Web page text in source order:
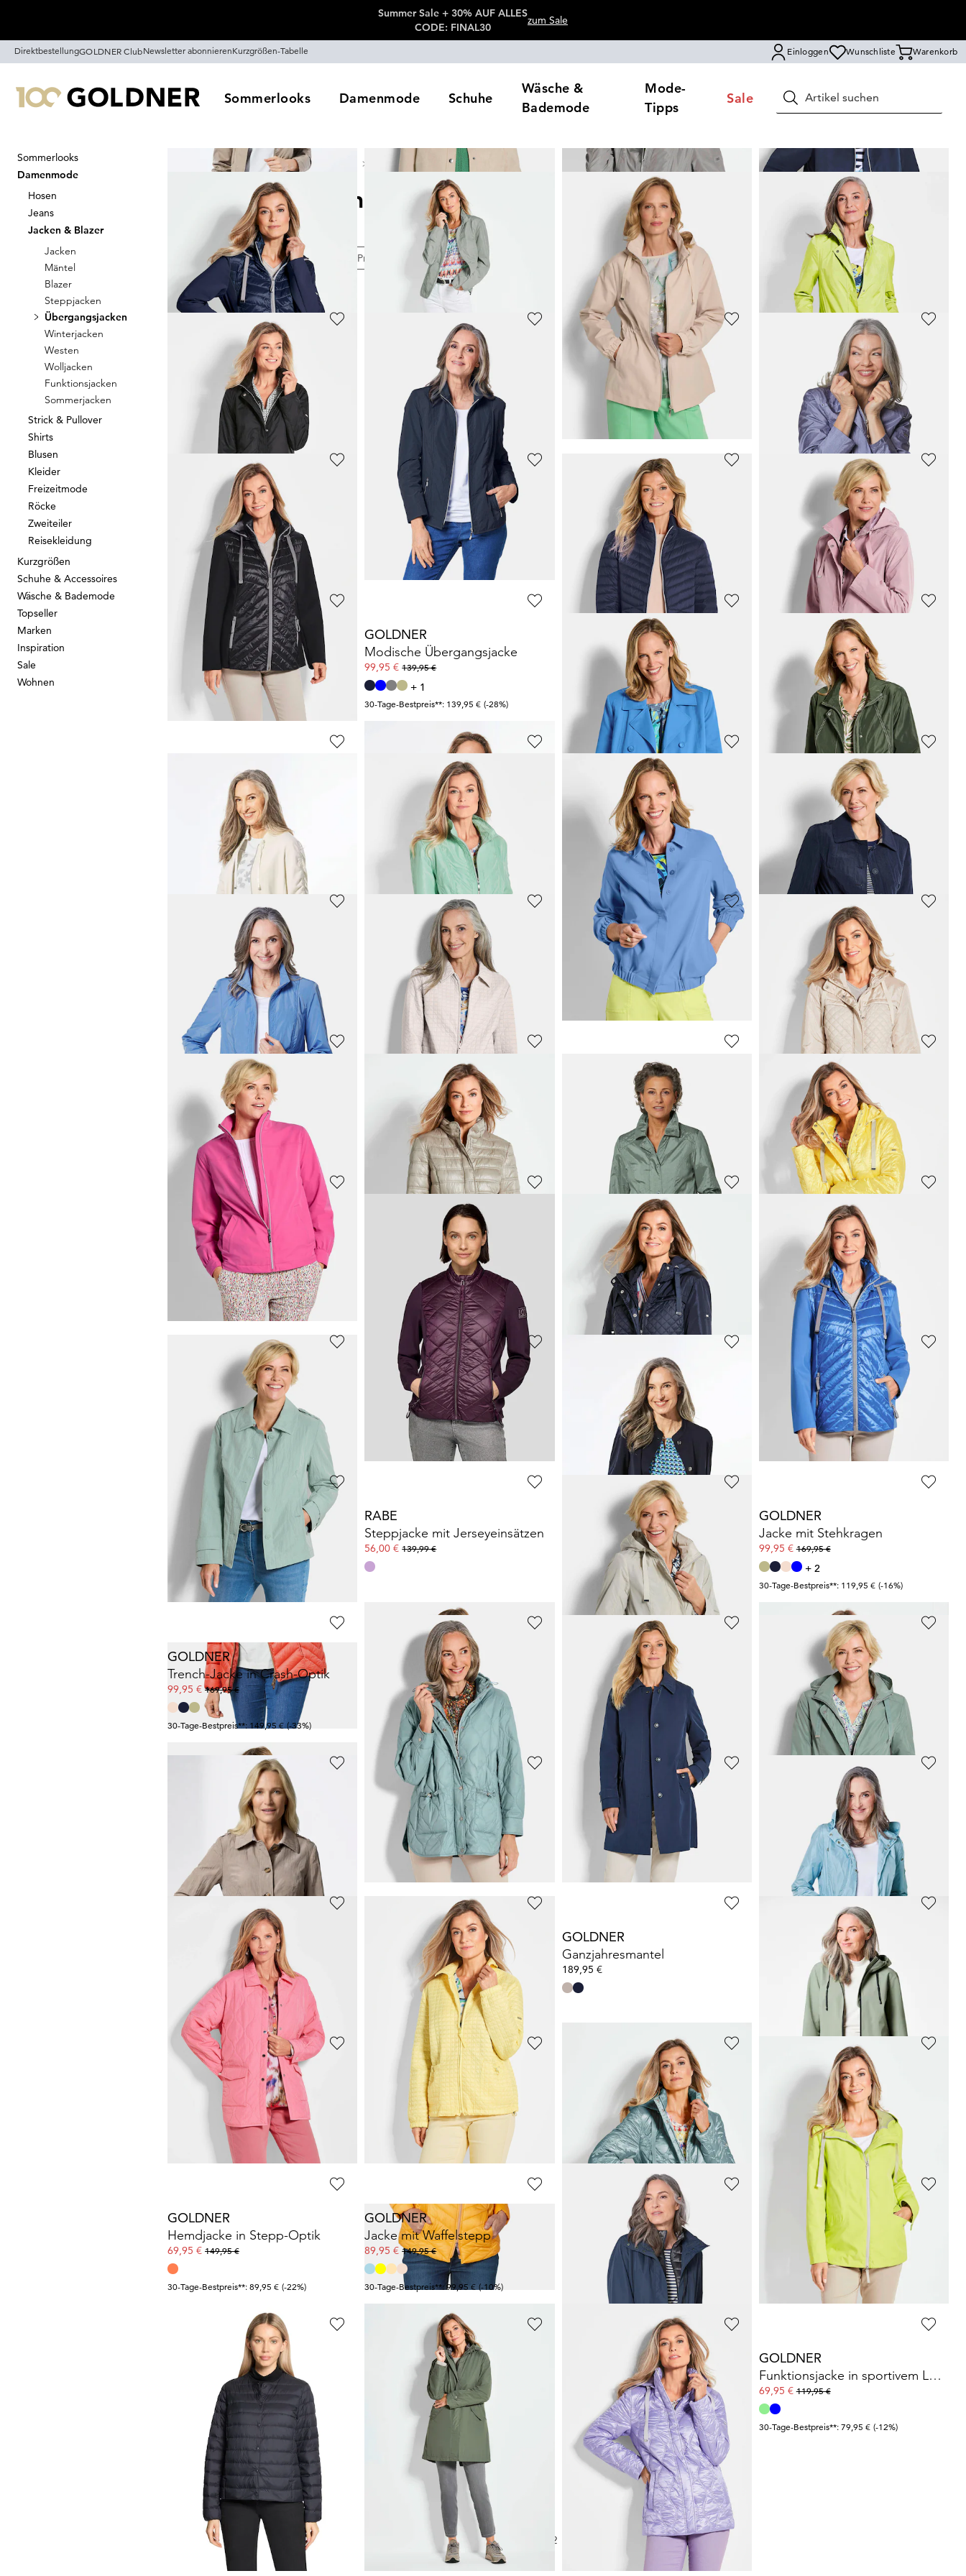
Summer Sale + 30% AUF ALLES
CODE: FINAL30
zum Sale
DirektbestellungGOLDNER ClubNewsletter abonnierenKurzgrößen-Tabelle Einloggen Wunschliste Warenkorb
Sommerlooks Damenmode Schuhe
Wäsche &
Bademode
Mode-
Tipps
Sale Suchen
Sommerlooks
Damenmode
Hosen
Jeans
Jacken & Blazer
Jacken
Mäntel
Blazer
Steppjacken
Übergangsjacken
Winterjacken
Westen
Wolljacken
Funktionsjacken
Sommerjacken
Strick & Pullover
Shirts
Blusen
Kleider
Freizeitmode
Röcke
Zweiteiler
Reisekleidung
Kurzgrößen
Schuhe & Accessoires
Wäsche & Bademode
Topseller
Marken
Inspiration
Sale
Wohnen
Damenmode Jacken & Blazer Übergangsjacken
Übergangsjacken
Sortieren Sale Farben Preis
189,95 €
30-Tage-Bestpreis**: 139,95 € (-42%)
Hemdjacke in Velourslederoptik
99,95 €
30-Tage-Bestpreis**: 69,95 € (-14%)
GOLDNER
Modische Übergangsjacke
+ 1
30-Tage-Bestpreis**: 139,95 € (-28%)
Leichte Jacke im Blouson-Stil
149,95 €
GOLDNER
Jacke mit Stehkragen
169,95 €
+ 2
30-Tage-Bestpreis**: 119,95 € (-16%)
GOLDNER
Modische Übergangsjacke
139,95 €
+ 1
30-Tage-Bestpreis**: 139,95 € (-28%)
GOLDNER
159,95 €
30-Tage-Bestpreis**: 119,95 € (-16%)
GOLDNER
189,95 €
30-Tage-Bestpreis**: 139,95 € (-42%)
GOLDNER
79,95 € 189,95 €
30-Tage-Bestpreis**: 139,95 € (-42%)
GOLDNER
Modische Übergangsjacke
99,95 €139,95 €
+ 1
30-Tage-Bestpreis**: 139,95 € (-28%)
+ 2
99,95 € 149,95 €
30-Tage-Bestpreis**: 119,95 € (-16%)
Jacke mit Stehkragen
169,95 €
+ 2
30-Tage-Bestpreis**: 119,95 € (-16%)
Jacke mit Stehkragen
169,95 €
+ 2
30-Tage-Bestpreis**: 119,95 € (-16%)
+ 2
Jacke mit abnehmbarer Kapuze
30-Tage-Bestpreis**: 119,95 € (-16%)
+ 2
GOLDNER
+ 2
GOLDNER
Trenchjacke mit Baumwolle
149,95 €
30-Tage-Bestpreis**: 119,95 € (-16%)
GOLDNER
Wasserabweisende Regenjacke
149,95 €
30-Tage-Bestpreis**: 119,95 € (-33%)
GOLDNER
Blouson mit klassischen Details
79,95 € 149,95 €
30-Tage-Bestpreis**: 89,95 €
Modische Übergangsjacke
139,95 €
+ 1
30-Tage-Bestpreis**: 139,95 € (-28%)
Jacke im Blouson-Stil
30-Tage-Bestpreis**: 79,95 € (-12%)
GOLDNER
Trench-Jacke in Crash-Optik
169,95 €
30-Tage-Bestpreis**: 149,95 € (-33%)
GOLDNER
Modische Übergangsjacke
99,95 €139,95 €
+ 1
30-Tage-Bestpreis**: 139,95 € (-28%)
Jacke mit Waffelstepp
30-Tage-Bestpreis**: 99,95 € (-10%)
Jacke mit Stehkragen
99,95 € 169,95 €
+ 2
30-Tage-Bestpreis**: 119,95 € (-16%)
Steppjacke mit Kapuze
99,95 € 169,95 €
30-Tage-Bestpreis**: 129,95 € (-23%)
GOLDNER
139,95 €
30-Tage-Bestpreis**: 99,95 €
GOLDNER
169,95 €
30-Tage-Bestpreis**: 99,95 € (-10%)
149,95 €
30-Tage-Bestpreis**: 119,95 € (-16%)
GOLDNER
Steppjacke mit Wellenstepp
79,95 € 169,95 €
30-Tage-Bestpreis**: 99,95 € (-20%)
GOLDNER
49,95 €119,95 €
30-Tage-Bestpreis**: 59,95 € (-16%)
RABE
Steppjacke mit Jerseyeinsätzen
56,00 €139,99 €
GOLDNER
Steppjacke mit Kapuze
169,95 €
30-Tage-Bestpreis**: 129,95 € (-23%)
GOLDNER
Jacke mit Stehkragen
99,95 €169,95 €
+ 2
30-Tage-Bestpreis**: 119,95 € (-16%)
GOLDNER
Trench-Jacke in Crash-Optik
99,95 €169,95 €
30-Tage-Bestpreis**: 149,95 € (-33%)
GOLDNER
89,95 €
+ 2
GOLDNER
Blouson mit Stehkragen
69,95 € 139,95 €
30-Tage-Bestpreis**: 79,95 € (-12%)
169,95 €
30-Tage-Bestpreis**: 99,95 € (-20%)
+ 2
GOLDNER
89,95 € 169,95 €
30-Tage-Bestpreis**: 99,95 € (-10%)
GOLDNER
Jacke mit abnehmbarer Kapuze
159,95 €
30-Tage-Bestpreis**: 119,95 €
149,95 €
30-Tage-Bestpreis**: 119,95 € (-16%)
GOLDNER
Jacke in Veloursleder-Optik
139,95 €
30-Tage-Bestpreis**: 99,95 € (-20%)
GOLDNER
Steppjacke im Overshirt-Look
159,95 €
30-Tage-Bestpreis**: 139,95 € (-28%)
GOLDNER
Ganzjahresmantel
189,95 €
Jacke mit abnehmbarer Kapuze
159,95 €
30-Tage-Bestpreis**: 119,95 € (-16%)
GOLDNER
Trench-Jacke in Crash-Optik
169,95 €
30-Tage-Bestpreis**: 149,95 € (-33%)
GOLDNER
119,95 €
30-Tage-Bestpreis**: 59,95 €
GOLDNER
Steppjacke mit Wellenstepp
169,95 €
30-Tage-Bestpreis**: 99,95 € (-20%)
GOLDNER
149,95 €
+ 1
30-Tage-Bestpreis**: 89,95 € (-11%)
GOLDNER
Hemdjacke in Stepp-Optik
69,95 € 149,95 €
30-Tage-Bestpreis**: 89,95 € (-22%)
GOLDNER
Jacke mit Waffelstepp
89,95 €149,95 €
30-Tage-Bestpreis**: 99,95 € (-10%)
Ganzjahresjacke
269,95 €
30-Tage-Bestpreis**: 159,95 € (-18%)
189,95 €
30-Tage-Bestpreis**: 169,95 € (-29%)
BETTY BARCLAY
79,99 €
30-Tage-Bestpreis**: 63,99 € (-43%)
GOLDNER
Ganzjahresjacke
269,95 €
30-Tage-Bestpreis**: 159,95 € (-18%)
Steppjacke mit Wellenstepp
169,95 €
30-Tage-Bestpreis**: 99,95 € (-20%)
GOLDNER
Funktionsjacke in sportivem Look
69,95 €119,95 €
30-Tage-Bestpreis**: 79,95 € (-12%)
2